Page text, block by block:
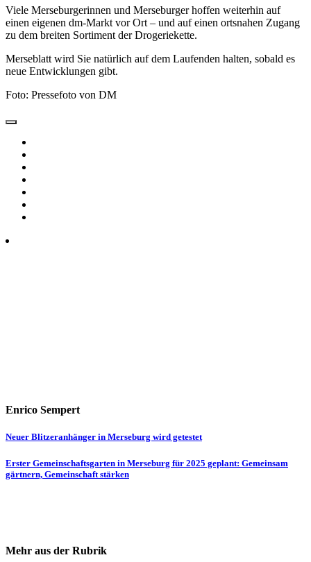
Viele Merseburgerinnen und Merseburger hoffen weiterhin auf
einen eigenen dm-Markt vor Ort – und auf einen ortsnahen Zugang
zu dem breiten Sortiment der Drogeriekette.
Merseblatt wird Sie natürlich auf dem Laufenden halten, sobald es
neue Entwicklungen gibt.
Foto: Pressefoto von DM
Enrico Sempert
Beitragsnavigation
Neuer Blitzeranhänger in Merseburg wird getestet
Erster Gemeinschaftsgarten in Merseburg für 2025 geplant: Gemeinsam
gärtnern, Gemeinschaft stärken
Mehr aus der Rubrik